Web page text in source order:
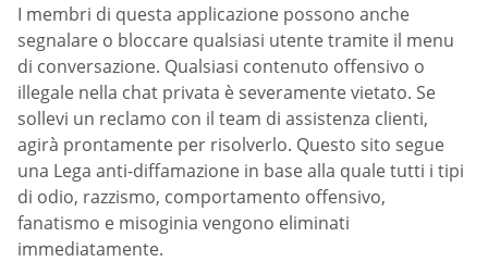
I membri di questa applicazione possono anche
segnalare o bloccare qualsiasi utente tramite il menu
di conversazione. Qualsiasi contenuto offensivo o
illegale nella chat privata è severamente vietato. Se
sollevi un reclamo con il team di assistenza clienti,
agirà prontamente per risolverlo. Questo sito segue
una Lega anti-diffamazione in base alla quale tutti i tipi
di odio, razzismo, comportamento offensivo,
fanatismo e misoginia vengono eliminati
immediatamente.